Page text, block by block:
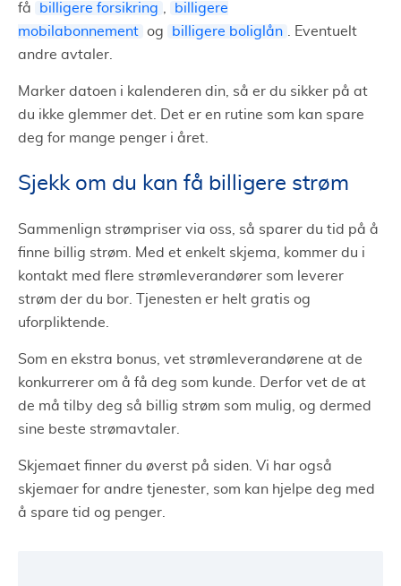
få
billigere forsikring
billigere
mobilabonnement og billigere boliglån
. Eventuelt
andre avtaler.
Marker datoen i kalenderen din, så er du sikker på at
du ikke glemmer det. Det er en rutine som kan spare
deg for mange penger i året.
Sjekk om du kan få billigere strøm
Sammenlign strømpriser via oss, så sparer du tid på å
finne billig strøm. Med et enkelt skjema, kommer du i
kontakt med flere strømleverandører som leverer
strøm der du bor. Tjenesten er helt gratis og
uforpliktende.
Som en ekstra bonus, vet strømleverandørene at de
konkurrerer om å få deg som kunde. Derfor vet de at
de må tilby deg så billig strøm som mulig, og dermed
sine beste strømavtaler.
Skjemaet finner du øverst på siden. Vi har også
skjemaer for andre tjenester, som kan hjelpe deg med
å spare tid og penger.